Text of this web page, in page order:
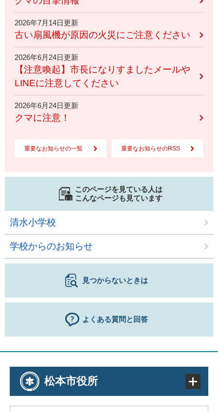
2026年7月14日更新
古い扇風機が原因の火災にご注意ください
2026年6月24日更新
【注意喚起】市長になりすましたメールや
LINEに注意してください
2026年6月24日更新
クマに注意！
重要なお知らせの一覧 重要なお知らせのRSS
このページを見ている人は
こんなページも見ています
清水小学校
学校からのお知らせ
見つからないときは
よくある質問と回答
松本市役所